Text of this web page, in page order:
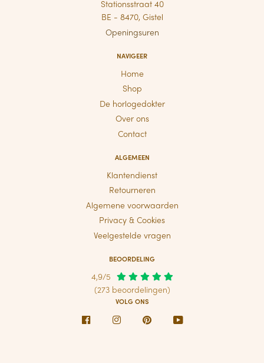
Stationsstraat 40
BE - 8470, Gistel
Openingsuren
NAVIGEER
Home
Shop
De horlogedokter
Over ons
Contact
ALGEMEEN
Klantendienst
Retourneren
Algemene voorwaarden
Privacy & Cookies
Veelgestelde vragen
BEOORDELING
4,9/5
(273 beoordelingen)
VOLG ONS
Facebook Instagram PinterestYoutube